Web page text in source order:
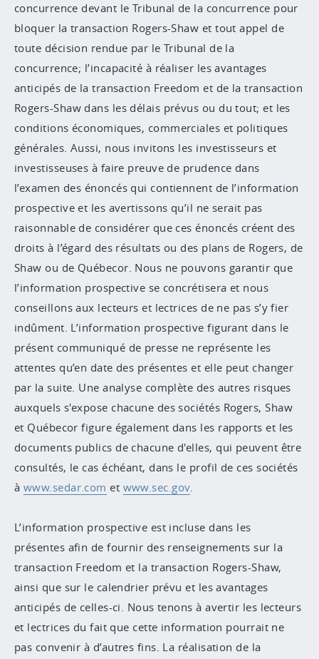
concurrence devant le Tribunal de la concurrence pour
bloquer la transaction Rogers-Shaw et tout appel de
toute décision rendue par le Tribunal de la
concurrence; l’incapacité à réaliser les avantages
anticipés de la transaction Freedom et de la transaction
Rogers-Shaw dans les délais prévus ou du tout; et les
conditions économiques, commerciales et politiques
générales. Aussi, nous invitons les investisseurs et
investisseuses à faire preuve de prudence dans
l’examen des énoncés qui contiennent de l’information
prospective et les avertissons qu’il ne serait pas
raisonnable de considérer que ces énoncés créent des
droits à l’égard des résultats ou des plans de Rogers, de
Shaw ou de Québecor. Nous ne pouvons garantir que
l’information prospective se concrétisera et nous
conseillons aux lecteurs et lectrices de ne pas s’y fier
indûment. L’information prospective figurant dans le
présent communiqué de presse ne représente les
attentes qu’en date des présentes et elle peut changer
par la suite. Une analyse complète des autres risques
auxquels s'expose chacune des sociétés Rogers, Shaw
et Québecor figure également dans les rapports et les
documents publics de chacune d'elles, qui peuvent être
consultés, le cas échéant, dans le profil de ces sociétés
à www.sedar.com et www.sec.gov.
L’information prospective est incluse dans les
présentes afin de fournir des renseignements sur la
transaction Freedom et la transaction Rogers-Shaw,
ainsi que sur le calendrier prévu et les avantages
anticipés de celles-ci. Nous tenons à avertir les lecteurs
et lectrices du fait que cette information pourrait ne
pas convenir à d’autres fins. La réalisation de la